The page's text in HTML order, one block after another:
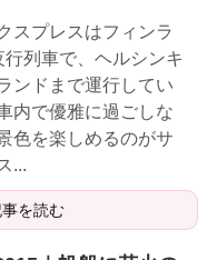
スプレスはフィンラ
列車で、ヘルシンキ
ンドまで運行してい
内で優雅に過ごしな
色を楽しめるのがサ
...
を読む